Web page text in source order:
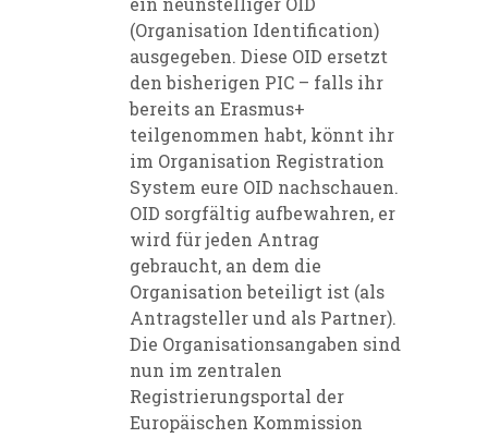
(Organisation Identification)
ausgegeben. Diese OID ersetzt
den bisherigen PIC – falls ihr
bereits an Erasmus+
teilgenommen habt, könnt ihr
im Organisation Registration
System eure OID nachschauen.
OID sorgfältig aufbewahren, er
wird für jeden Antrag
gebraucht, an dem die
Organisation beteiligt ist (als
Antragsteller und als Partner).
Die Organisationsangaben sind
nun im zentralen
Registrierungsportal der
Europäischen Kommission